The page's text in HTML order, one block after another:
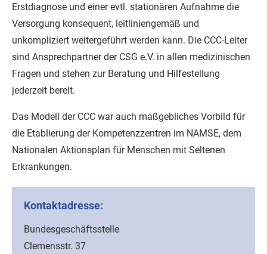
Erstdiagnose und einer evtl. stationären Aufnahme die
Versorgung konsequent, leitliniengemäß und
unkompliziert weitergeführt werden kann. Die CCC-Leiter
sind Ansprechpartner der CSG e.V. in allen medizinischen
Fragen und stehen zur Beratung und Hilfestellung
jederzeit bereit.
Das Modell der CCC war auch maßgebliches Vorbild für
die Etablierung der Kompetenzzentren im NAMSE, dem
Nationalen Aktionsplan für Menschen mit Seltenen
Erkrankungen.
Kontaktadresse:
Bundesgeschäftsstelle
Clemensstr. 37